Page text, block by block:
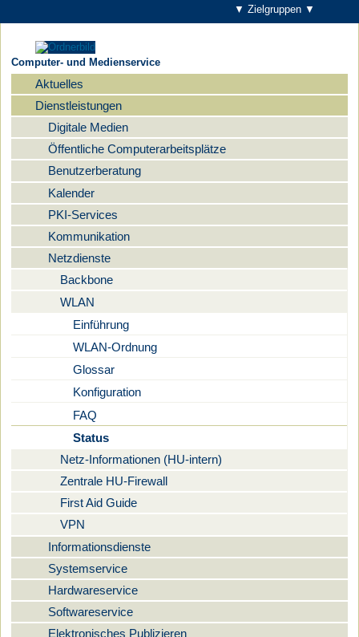
▼ Zielgruppen ▼
Computer- und Medienservice
Navigation
Aktuelles
Dienstleistungen
Digitale Medien
Öffentliche Computerarbeitsplätze
Benutzerberatung
Kalender
PKI-Services
Kommunikation
Netzdienste
Backbone
WLAN
Einführung
WLAN-Ordnung
Glossar
Konfiguration
FAQ
Status
Netz-Informationen (HU-intern)
Zentrale HU-Firewall
First Aid Guide
VPN
Informationsdienste
Systemservice
Hardwareservice
Softwareservice
Elektronisches Publizieren